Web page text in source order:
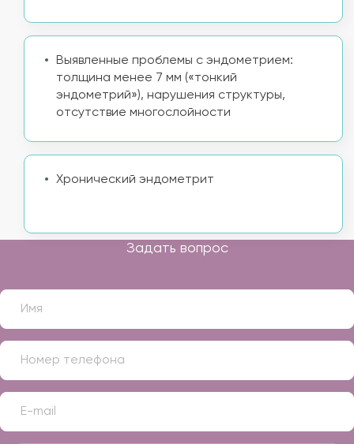
Выявленные проблемы с эндометрием:
толщина менее 7 мм («тонкий
эндометрий»), нарушения структуры,
отсутствие многослойности
Хронический эндометрит
Задать вопрос